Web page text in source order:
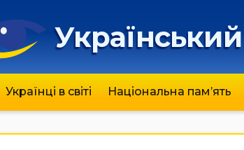
Українці в світі Національна пам’ять